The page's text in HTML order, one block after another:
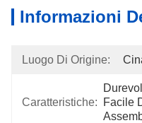
Informazioni
Luogo Di Origine:
Caratteristiche:
Facile